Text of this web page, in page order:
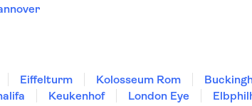
Eiffelturm Kolosseum Rom
Keukenhof London Eye